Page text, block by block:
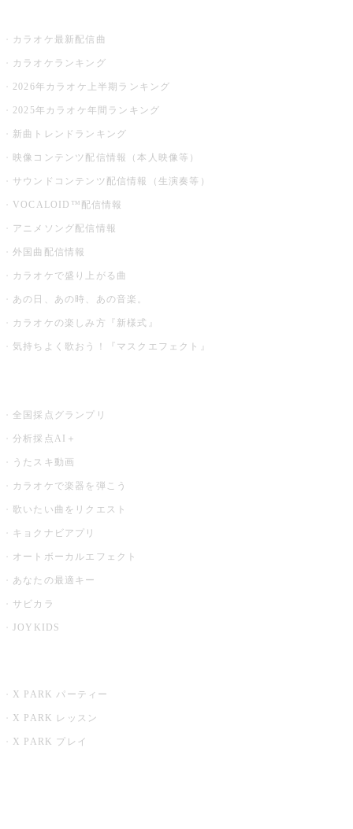
カラオケ最新配信曲
カラオケランキング
2026年カラオケ上半期ランキング
2025年カラオケ年間ランキング
新曲トレンドランキング
映像コンテンツ配信情報（本人映像等）
サウンドコンテンツ配信情報（生演奏等）
VOCALOID™配信情報
アニメソング配信情報
外国曲配信情報
カラオケで盛り上がる曲
あの日、あの時、あの音楽。
カラオケの楽しみ方『新様式』
気持ちよく歌おう！『マスクエフェクト』
全国採点グランプリ
分析採点AI＋
うたスキ動画
カラオケで楽器を弾こう
歌いたい曲をリクエスト
キョクナビアプリ
オートボーカルエフェクト
あなたの最適キー
サビカラ
JOYKIDS
X PARK パーティー
X PARK レッスン
X PARK プレイ